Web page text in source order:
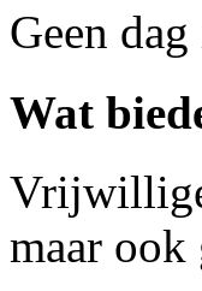
Geen
Wat
maar ook